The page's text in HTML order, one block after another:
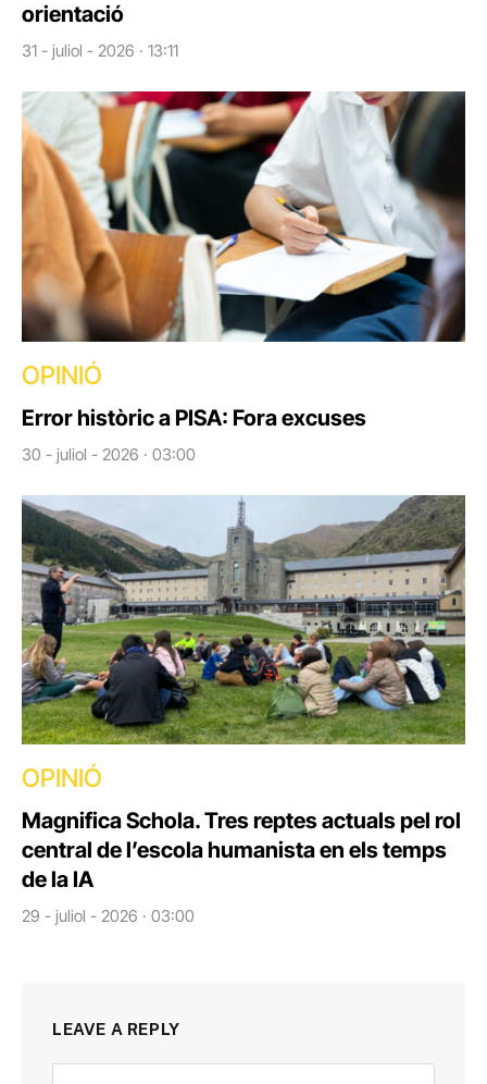
orientació
31 - juliol - 2026 · 13:11
OPINIÓ
Error històric a PISA: Fora excuses
30 - juliol - 2026 · 03:00
OPINIÓ
Magnifica Schola. Tres reptes actuals pel rol
central de l’escola humanista en els temps
de la IA
29 - juliol - 2026 · 03:00
LEAVE A REPLY